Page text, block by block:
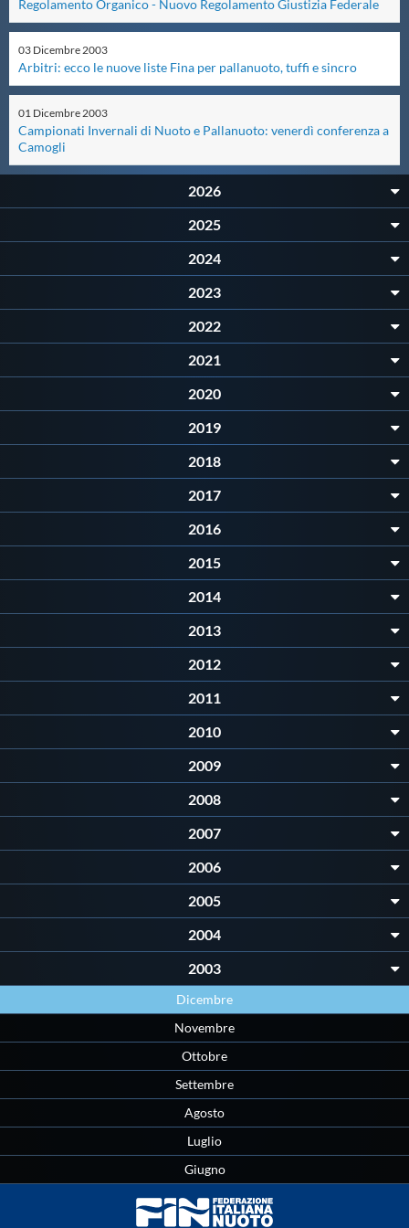
Master
Formazione
GUG
Scuole Nuoto
Centri Federali
Area Legislativa
Qualità
Sostenibilità
Cookie Policy
Galleria fotografica
Webmail
Contatti
Mappa del sito
Regolamento Organico - Nuovo Regolamento Giustizia Federale
03 Dicembre2003
Arbitri: ecco le nuove liste Fina per pallanuoto, tuffi e sincro
01 Dicembre2003
Campionati Invernali di Nuoto e Pallanuoto: venerdì conferenza a
Camogli
2026
2025
2024
2023
2022
2021
2020
2019
2018
2017
2016
2015
2014
2013
2012
2011
2010
2009
2008
2007
2006
2005
2004
2003
Dicembre
Novembre
Ottobre
Settembre
Agosto
Luglio
Giugno